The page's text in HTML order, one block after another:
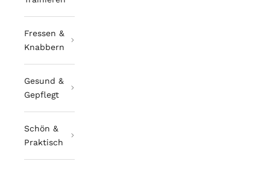
Fressen &
Knabbern
Gesund &
Gepflegt
Schön &
Praktisch